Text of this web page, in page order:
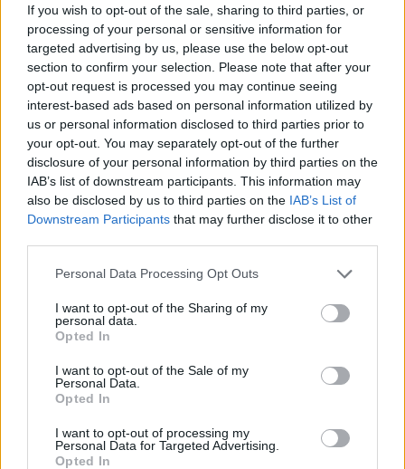
If you wish to opt-out of the sale, sharing to third parties, or
processing of your personal or sensitive information for
targeted advertising by us, please use the below opt-out
section to confirm your selection. Please note that after your
opt-out request is processed you may continue seeing
interest-based ads based on personal information utilized by
us or personal information disclosed to third parties prior to
your opt-out. You may separately opt-out of the further
disclosure of your personal information by third parties on the
IAB’s list of downstream participants. This information may
also be disclosed by us to third parties on the IAB’s List of
Downstream Participants that may further disclose it to other
Personal Data Processing Opt Outs
I want to opt-out of the Sharing of my
personal data.
Opted In
I want to opt-out of the Sale of my
Personal Data.
Opted In
I want to opt-out of processing my
Personal Data for Targeted Advertising.
Opted In
Elektromos autó
16 új elektromos autót ígér a Renault –
itt a nagy...
Kovács Kata - 2026-03-11 0 hozzászólás
A Renault továbbra is erősen az elektromos autókra épít.
A Renault teljesen bekebelezi a Flexist –
Kovács Kata - 2026-02-25 0 hozzászólás
A döntés alapjaiban rajzolhatja át az elektromos könnyű
haszonjárművek piacát Európában.